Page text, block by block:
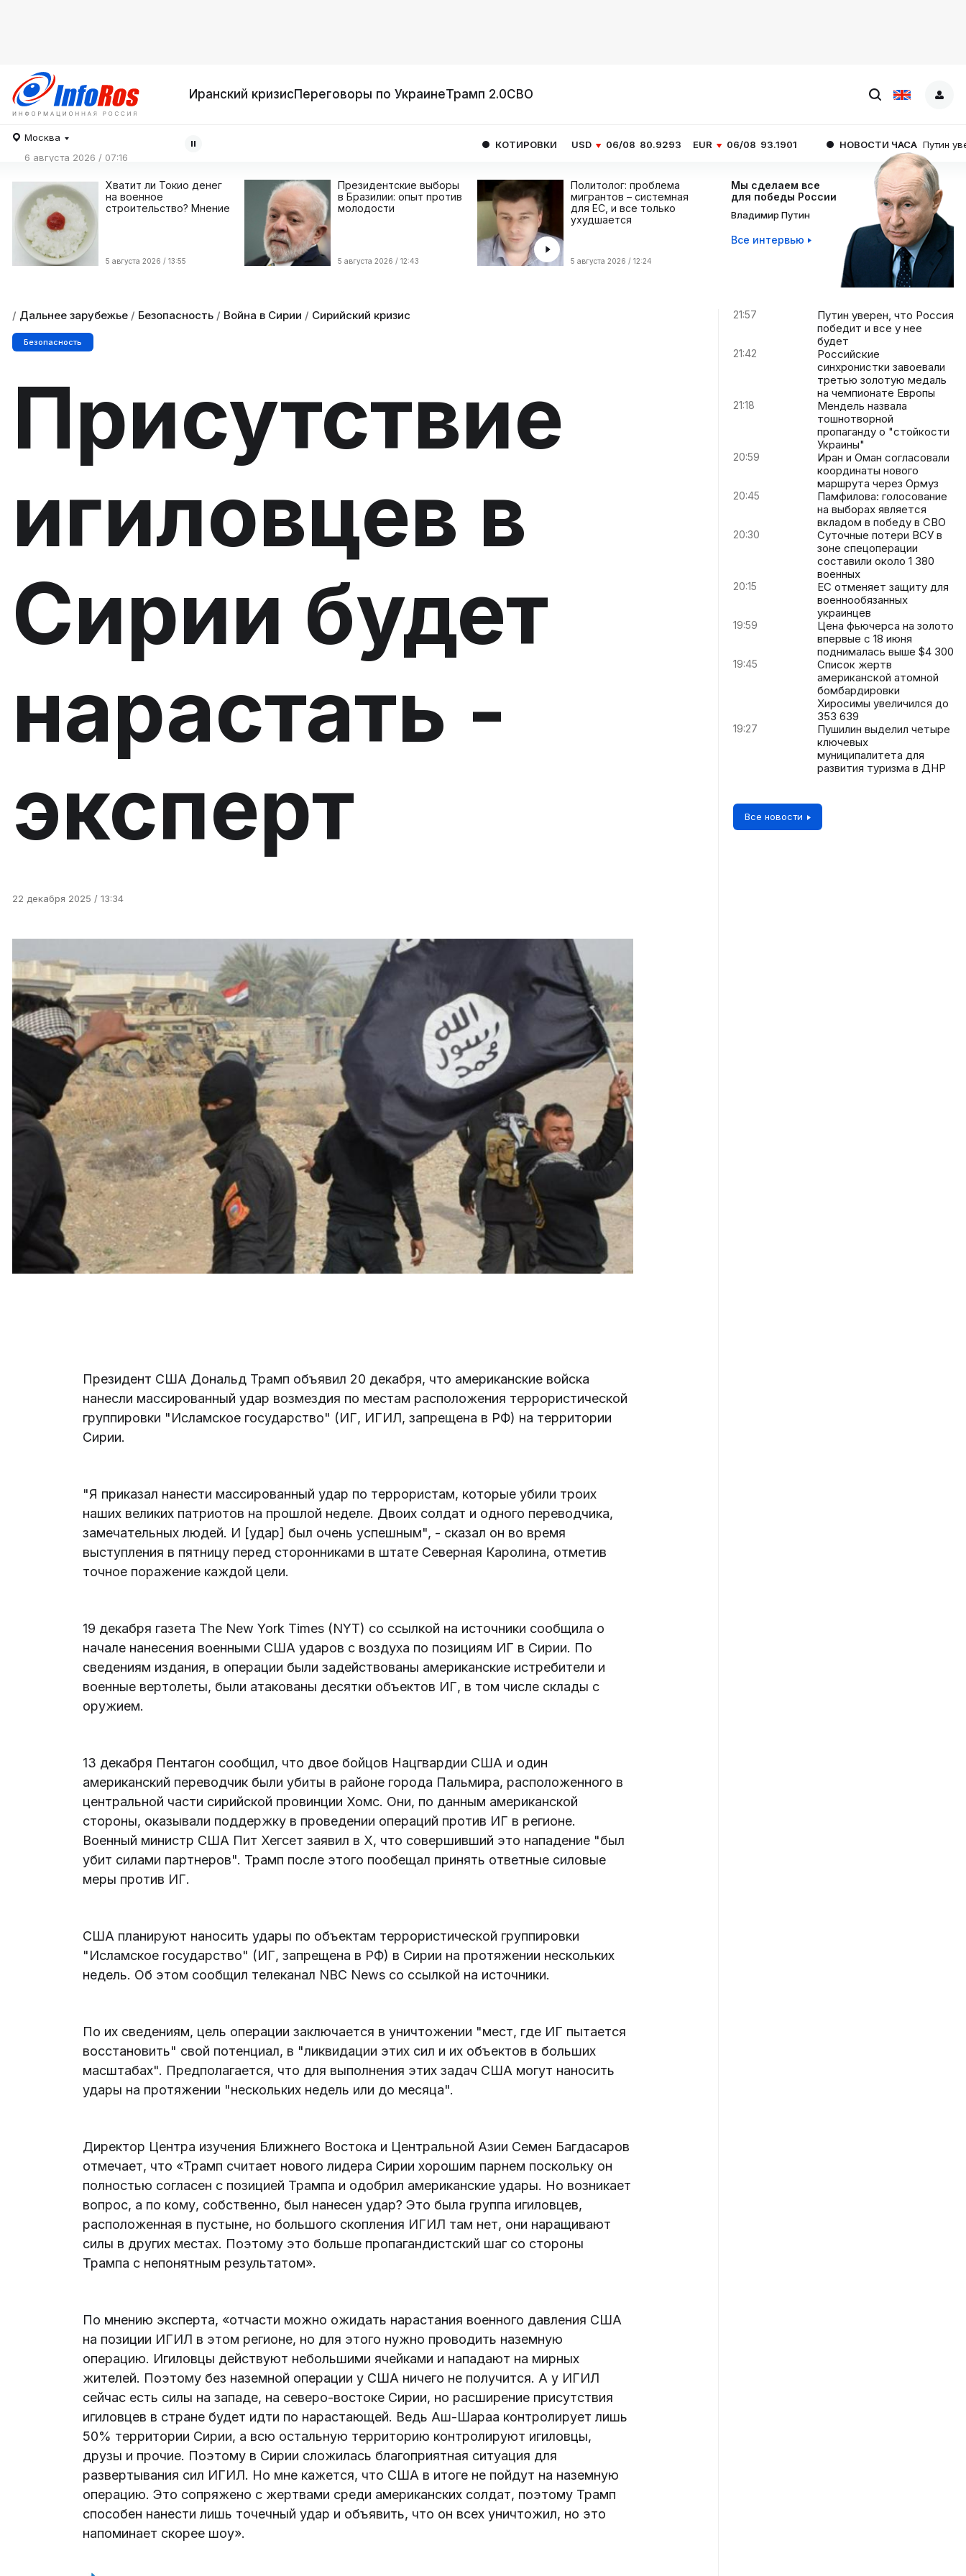
Иранский кризисПереговоры по УкраинеТрамп 2.0СВО
Москва
6 августа 2026 / 07:16
КОТИРОВКИ USD 06/08 80.9293 EUR 06/08 93.1901 НОВОСТИ ЧАСА Путин уверен, что
Хватит ли Токио денег
на военное
строительство? Мнение
5 августа 2026 / 13:55
Президентские выборы
в Бразилии: опыт против
молодости
5 августа 2026 / 12:43
Политолог: проблема
мигрантов – системная
для ЕС, и все только
ухудшается
5 августа 2026 / 12:24
Мы сделаем все
для победы России
Владимир Путин
Все интервью
/ Дальнее зарубежье / Безопасность / Война в Сирии / Сирийский кризис
Безопасность
Присутствие
игиловцев в
Сирии будет
нарастать -
эксперт
22 декабря 2025 / 13:34
Президент США Дональд Трамп объявил 20 декабря, что американские войска
нанесли массированный удар возмездия по местам расположения террористической
группировки "Исламское государство" (ИГ, ИГИЛ, запрещена в РФ) на территории
Сирии.
"Я приказал нанести массированный удар по террористам, которые убили троих
наших великих патриотов на прошлой неделе. Двоих солдат и одного переводчика,
замечательных людей. И [удар] был очень успешным", - сказал он во время
выступления в пятницу перед сторонниками в штате Северная Каролина, отметив
точное поражение каждой цели.
19 декабря газета The New York Times (NYT) со ссылкой на источники сообщила о
начале нанесения военными США ударов с воздуха по позициям ИГ в Сирии. По
сведениям издания, в операции были задействованы американские истребители и
военные вертолеты, были атакованы десятки объектов ИГ, в том числе склады с
оружием.
13 декабря Пентагон сообщил, что двое бойцов Нацгвардии США и один
американский переводчик были убиты в районе города Пальмира, расположенного в
центральной части сирийской провинции Хомс. Они, по данным американской
стороны, оказывали поддержку в проведении операций против ИГ в регионе.
Военный министр США Пит Хегсет заявил в X, что совершивший это нападение "был
убит силами партнеров". Трамп после этого пообещал принять ответные силовые
меры против ИГ.
США планируют наносить удары по объектам террористической группировки
"Исламское государство" (ИГ, запрещена в РФ) в Сирии на протяжении нескольких
недель. Об этом сообщил телеканал NBC News со ссылкой на источники.
По их сведениям, цель операции заключается в уничтожении "мест, где ИГ пытается
восстановить" свой потенциал, в "ликвидации этих сил и их объектов в больших
масштабах". Предполагается, что для выполнения этих задач США могут наносить
удары на протяжении "нескольких недель или до месяца".
Директор Центра изучения Ближнего Востока и Центральной Азии Семен Багдасаров
отмечает, что «Трамп считает нового лидера Сирии хорошим парнем поскольку он
полностью согласен с позицией Трампа и одобрил американские удары. Но возникает
вопрос, а по кому, собственно, был нанесен удар? Это была группа игиловцев,
расположенная в пустыне, но большого скопления ИГИЛ там нет, они наращивают
силы в других местах. Поэтому это больше пропагандистский шаг со стороны
Трампа с непонятным результатом».
По мнению эксперта, «отчасти можно ожидать нарастания военного давления США
на позиции ИГИЛ в этом регионе, но для этого нужно проводить наземную
операцию. Игиловцы действуют небольшими ячейками и нападают на мирных
жителей. Поэтому без наземной операции у США ничего не получится. А у ИГИЛ
сейчас есть силы на западе, на северо-востоке Сирии, но расширение присутствия
игиловцев в стране будет идти по нарастающей. Ведь Аш-Шараа контролирует лишь
50% территории Сирии, а всю остальную территорию контролируют игиловцы,
друзы и прочие. Поэтому в Сирии сложилась благоприятная ситуация для
развертывания сил ИГИЛ. Но мне кажется, что США в итоге не пойдут на наземную
операцию. Это сопряжено с жертвами среди американских солдат, поэтому Трамп
способен нанести лишь точечный удар и объявить, что он всех уничтожил, но это
напоминает скорее шоу».
21:57
Путин уверен, что Россия
победит и все у нее
будет
21:42
Российские
синхронистки завоевали
третью золотую медаль
на чемпионате Европы
21:18
Мендель назвала
тошнотворной
пропаганду о "стойкости
Украины"
20:59
Иран и Оман согласовали
координаты нового
маршрута через Ормуз
20:45
Памфилова: голосование
на выборах является
вкладом в победу в СВО
20:30
Суточные потери ВСУ в
зоне спецоперации
составили около 1 380
военных
20:15
ЕС отменяет защиту для
военнообязанных
украинцев
19:59
Цена фьючерса на золото
впервые с 18 июня
поднималась выше $4 300
19:45
Список жертв
американской атомной
бомбардировки
Хиросимы увеличился до
353 639
19:27
Пушилин выделил четыре
ключевых
муниципалитета для
развития туризма в ДНР
Все новости